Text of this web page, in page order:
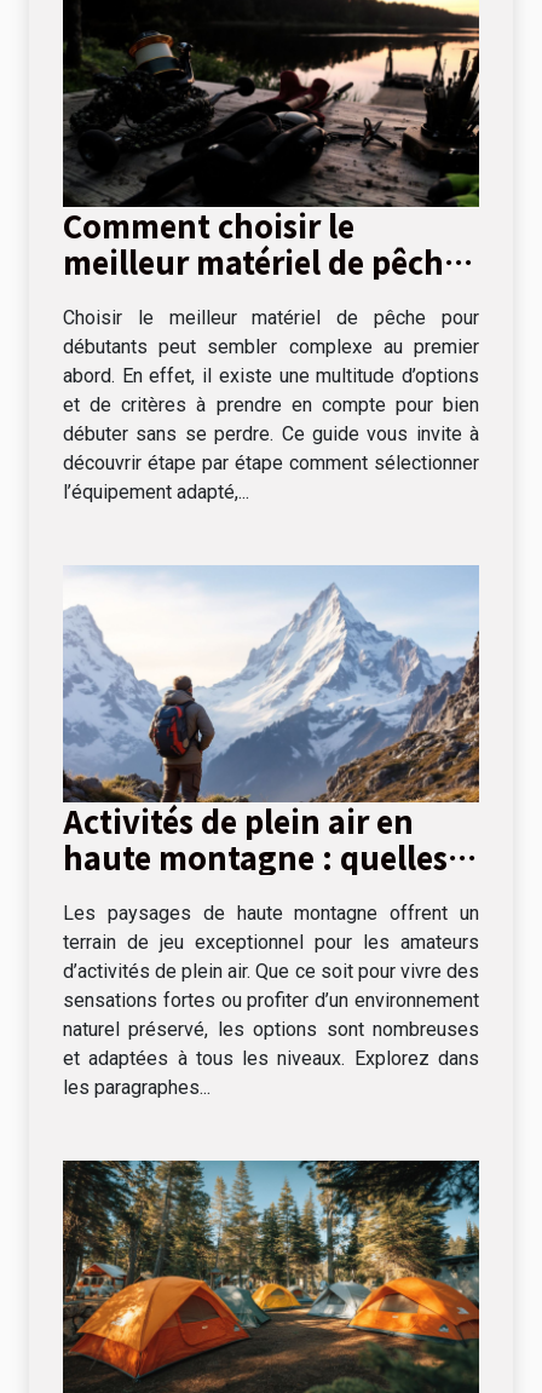
Comment choisir le
meilleur matériel de pêche
Choisir le meilleur matériel de pêche pour
débutants peut sembler complexe au premier
abord. En effet, il existe une multitude d’options
et de critères à prendre en compte pour bien
débuter sans se perdre. Ce guide vous invite à
découvrir étape par étape comment sélectionner
l’équipement adapté,...
Activités de plein air en
haute montagne : quelles
Les paysages de haute montagne offrent un
terrain de jeu exceptionnel pour les amateurs
d’activités de plein air. Que ce soit pour vivre des
sensations fortes ou profiter d’un environnement
naturel préservé, les options sont nombreuses
et adaptées à tous les niveaux. Explorez dans
les paragraphes...